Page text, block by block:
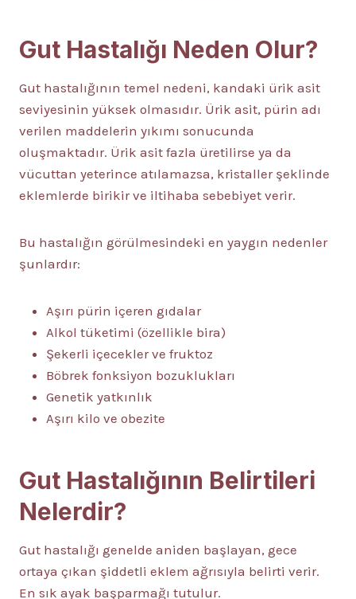
Gut Hastalığı Neden Olur?
Gut hastalığının temel nedeni, kandaki ürik asit
seviyesinin yüksek olmasıdır. Ürik asit, pürin adı
verilen maddelerin yıkımı sonucunda
oluşmaktadır. Ürik asit fazla üretilirse ya da
vücuttan yeterince atılamazsa, kristaller şeklinde
eklemlerde birikir ve iltihaba sebebiyet verir.
Bu hastalığın görülmesindeki en yaygın nedenler
şunlardır:
Aşırı pürin içeren gıdalar
Alkol tüketimi (özellikle bira)
Şekerli içecekler ve fruktoz
Böbrek fonksiyon bozuklukları
Genetik yatkınlık
Aşırı kilo ve obezite
Gut Hastalığının Belirtileri
Nelerdir?
Gut hastalığı genelde aniden başlayan, gece
ortaya çıkan şiddetli eklem ağrısıyla belirti verir.
En sık ayak başparmağı tutulur.